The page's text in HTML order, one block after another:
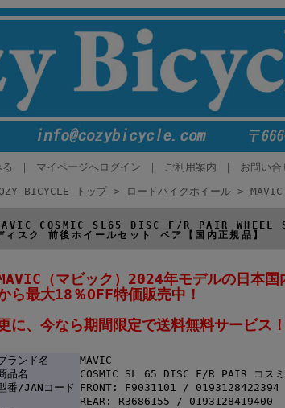
マイページへログイン ご利用案内 お問い合
BICYCLE トップ > ロードバイクホイール > MAVIC
COSMIC SL65 DISC F/R PAIR WHEEL
ィスク 前後ホイールセット ペア【国内正規品】
（マビック）2024年モデルの日本
ら最大18％OFF特価販売中！
に、今なら期間限定で送料無料サービス
ランド名
MAVIC
品名
COSMIC SL 65 DISC F/R PAIR コス
番/JANコード FRONT: F9031101 / 0193128422394
REAR: R3686155 / 0193128419400